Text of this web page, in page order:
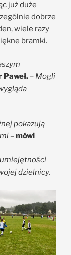
już duże
dobrze
wiele razy
bramki.
– Mogli
pokazują
–mówi
dzielnicy.